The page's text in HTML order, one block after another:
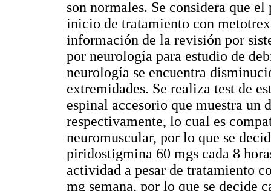
son normales. Se considera que
inicio de tratamiento con
información de la revisión por
por neurología para estudio de
neurología se encuentra
extremidades. Se realiza test de
espinal accesorio que muestra
respectivamente, lo cual es
neuromuscular, por lo que se
piridostigmina 60 mgs cada 8
actividad a pesar de tratamiento
mg semana, por lo que se